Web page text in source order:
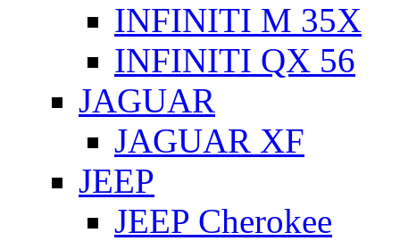
INFINITI M 35X
INFINITI QX 56
JAGUAR
JAGUAR XF
JEEP
JEEP Cherokee